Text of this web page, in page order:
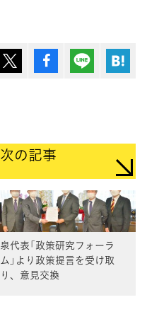
ポスト シェア Lineで送
次の記事
泉代表「政策研究フォーラ
ム」より政策提言を受け取
り、意見交換